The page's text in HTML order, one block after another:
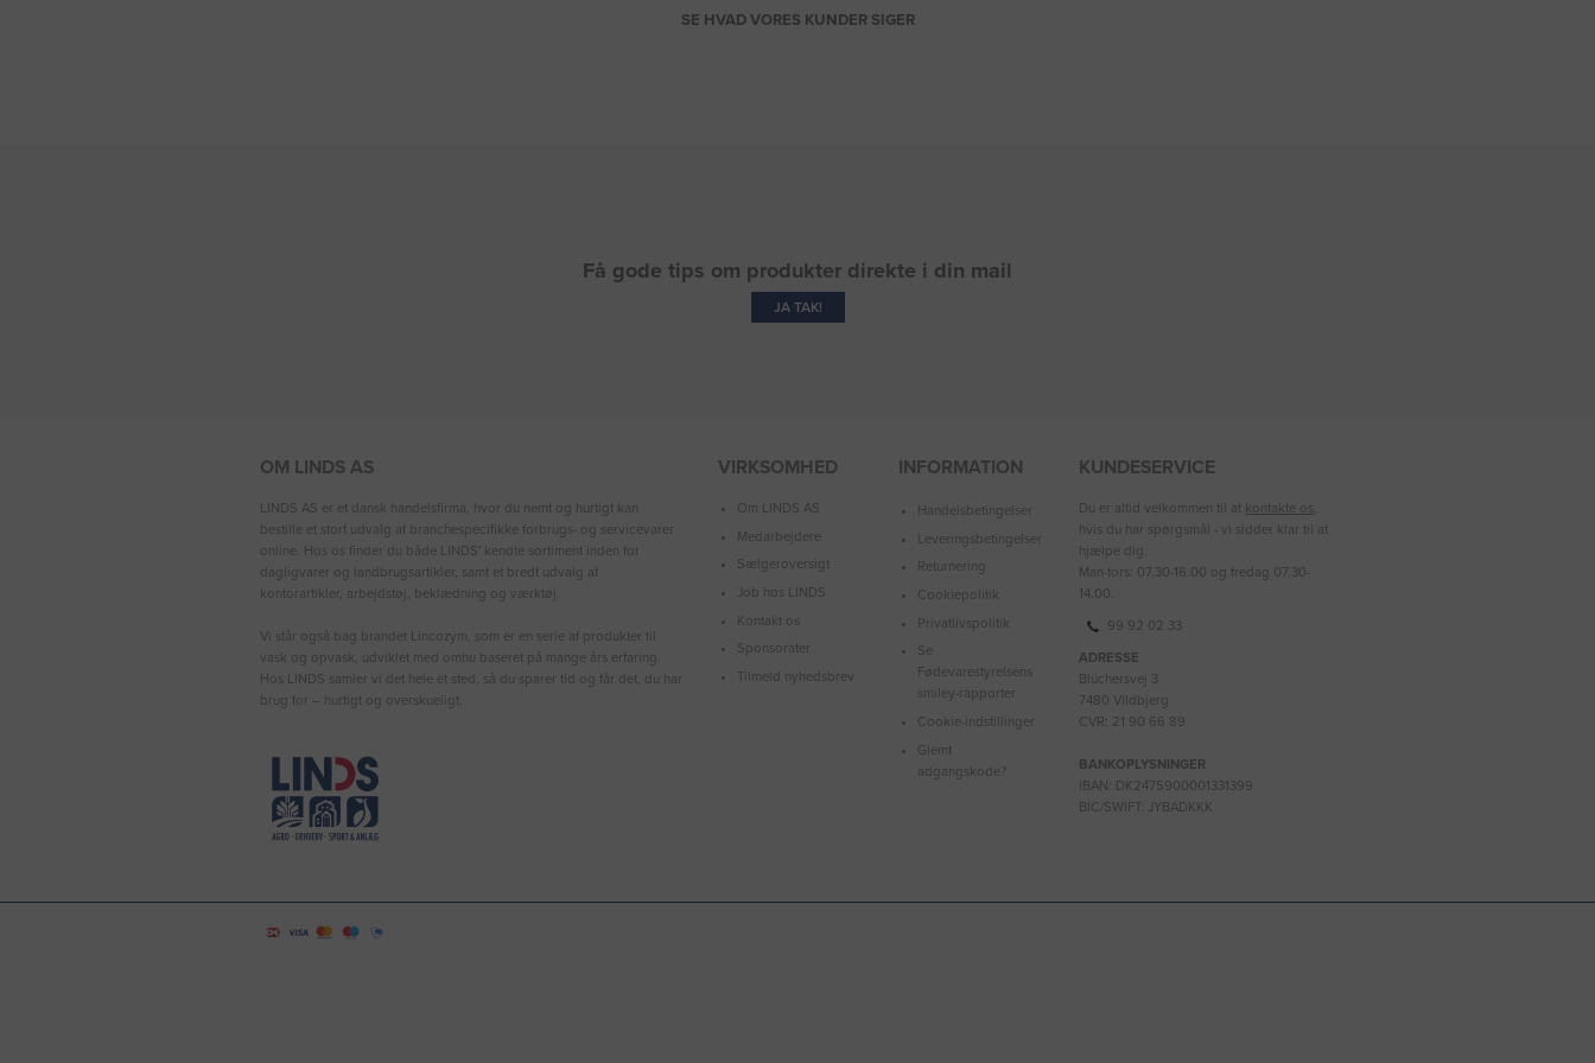
SE HVAD VORES KUNDER SIGER
Få gode tips om produkter direkte i din mail
JA TAK!
OM LINDS AS
LINDS AS er et dansk handelsfirma, hvor du nemt og hurtigt kan
bestille et stort udvalg af branchespecifikke forbrugs- og servicevarer
online. Hos os finder du både LINDS′ kendte sortiment inden for
dagligvarer og landbrugsartikler, samt et bredt udvalg af
kontorartikler, arbejdstøj, beklædning og værktøj.
Vi står også bag brandet Lincozym, som er en serie af produkter til
vask og opvask, udviklet med omhu baseret på mange års erfaring.
Hos LINDS samler vi det hele ét sted, så du sparer tid og får det, du har
brug for – hurtigt og overskueligt.
VIRKSOMHED
Om LINDS AS
Medarbejdere
Sælgeroversigt
Job hos LINDS
Kontakt os
Sponsorater
Tilmeld nyhedsbrev
INFORMATION
Handelsbetingelser
Leveringsbetingelser
Returnering
Cookiepolitik
Privatlivspolitik
Se
Fødevarestyrelsens
smiley-rapporter
Cookie-indstillinger
Glemt
adgangskode?
KUNDESERVICE
Du er altid velkommen til at kontakte os,
hvis du har spørgsmål - vi sidder klar til at
hjælpe dig.
Man-tors: 07.30-16.00 og fredag 07.30-
14.00.
99 92 02 33
ADRESSE
Blüchersvej 3
7480 Vildbjerg
CVR: 21 90 66 89
BANKOPLYSNINGER
IBAN: DK2475900001331399
BIC/SWIFT: JYBADKKK